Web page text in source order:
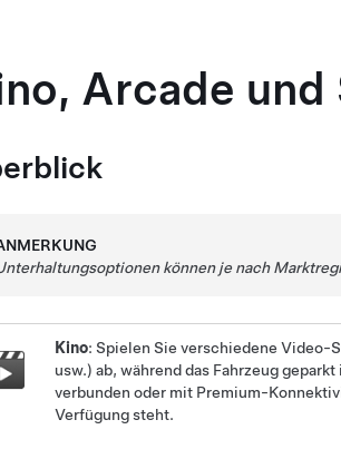
Arcade
können je nach
Kino: Spielen Sie verschiedene Video-
usw.) ab, während das Fahrzeug
verbunden oder mit Premium-
Verfügung steht.